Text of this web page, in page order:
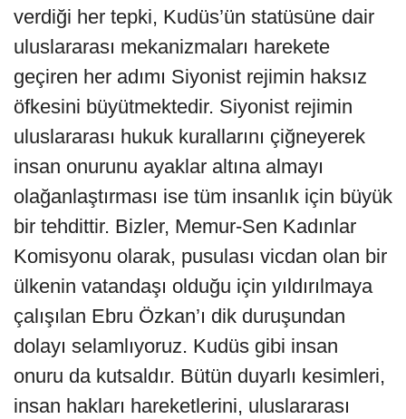
verdiği her tepki, Kudüs’ün statüsüne dair
uluslararası mekanizmaları harekete
geçiren her adımı Siyonist rejimin haksız
öfkesini büyütmektedir. Siyonist rejimin
uluslararası hukuk kurallarını çiğneyerek
insan onurunu ayaklar altına almayı
olağanlaştırması ise tüm insanlık için büyük
bir tehdittir. Bizler, Memur-Sen Kadınlar
Komisyonu olarak, pusulası vicdan olan bir
ülkenin vatandaşı olduğu için yıldırılmaya
çalışılan Ebru Özkan’ı dik duruşundan
dolayı selamlıyoruz. Kudüs gibi insan
onuru da kutsaldır. Bütün duyarlı kesimleri,
insan hakları hareketlerini, uluslararası